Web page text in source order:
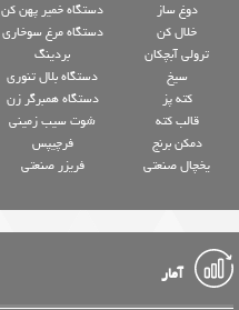
دوغ ساز
خلال کن
ترولی آبچکان
سیخ
کته پز
قالب کته
دمکن برنج
یخچال صنعتی
دستگاه خمیر پهن کن
دستگاه مرغ سوخاری
بردینگ
دستگاه بلال تنوری
دستگاه همبرگر زن
شوت سیب زمینی
فرچیپس
فریزر صنعتی
آمار